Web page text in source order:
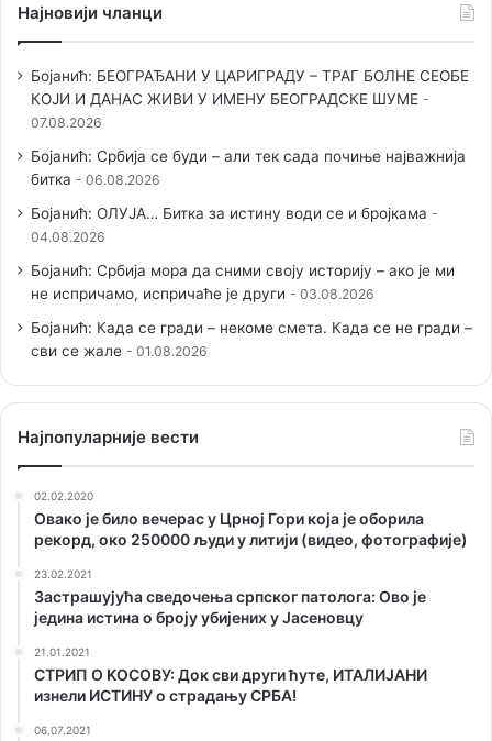
Најновији чланци
Бојанић: БЕОГРАЂАНИ У ЦАРИГРАДУ – ТРАГ БОЛНЕ СЕОБЕ
КОЈИ И ДАНАС ЖИВИ У ИМЕНУ БЕОГРАДСКЕ ШУМЕ
07.08.2026
Бојанић: Србија се буди – али тек сада почиње најважнија
битка
06.08.2026
Бојанић: ОЛУЈА… Битка за истину води се и бројкама
04.08.2026
Бојанић: Србија мора да сними своју историју – ако је ми
не испричамо, испричаће је други
03.08.2026
Бојанић: Када се гради – некоме смета. Када се не гради –
сви се жале
01.08.2026
Наjпопуларније вести
02.02.2020
Овако је било вечерас у Црној Гори која је оборила
рекорд, око 250000 људи у литији (видео, фотографије)
23.02.2021
Застрашујућа сведочења српског патолога: Ово је
једина истина о броју убијених у Јасеновцу
21.01.2021
СТРИП О KОСОВУ: Док сви други ћуте, ИТАЛИЈАНИ
изнели ИСТИНУ о страдању СРБА!
06.07.2021